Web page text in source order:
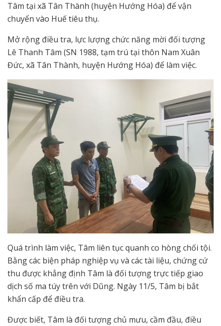
Tâm tại xã Tân Thành (huyện Hướng Hóa) để vận
chuyển vào Huế tiêu thụ.
Mở rộng điều tra, lực lượng chức năng mời đối tượng
Lê Thanh Tâm (SN 1988, tạm trú tại thôn Nam Xuân
Đức, xã Tân Thành, huyện Hướng Hóa) để làm việc.
Quá trình làm việc, Tâm liên tục quanh co hòng chối tội.
Bằng các biện pháp nghiệp vụ và các tài liệu, chứng cứ
thu được khẳng định Tâm là đối tượng trực tiếp giao
dịch số ma túy trên với Dũng. Ngày 11/5, Tâm bị bắt
khẩn cấp để điều tra.
Được biết, Tâm là đối tượng chủ mưu, cầm đầu, điều